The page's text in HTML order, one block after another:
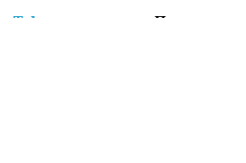
ветеранов строительного